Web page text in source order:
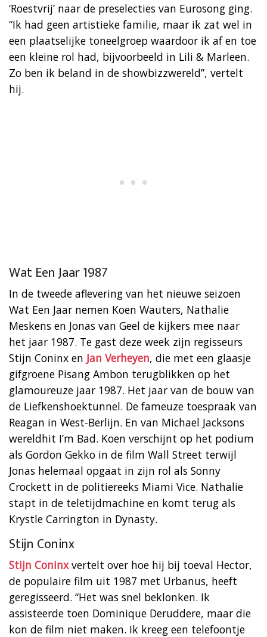
‘Roestvrij’ naar de preselecties van Eurosong ging.
“Ik had geen artistieke familie, maar ik zat wel in
een plaatselijke toneelgroep waardoor ik af en toe
een kleine rol had, bijvoorbeeld in Lili & Marleen.
Zo ben ik beland in de showbizzwereld”, vertelt
hij.
Wat Een Jaar 1987
In de tweede aflevering van het nieuwe seizoen
Wat Een Jaar nemen Koen Wauters, Nathalie
Meskens en Jonas van Geel de kijkers mee naar
het jaar 1987. Te gast deze week zijn regisseurs
Stijn Coninx en Jan Verheyen, die met een glaasje
gifgroene Pisang Ambon terugblikken op het
glamoureuze jaar 1987. Het jaar van de bouw van
de Liefkenshoektunnel. De fameuze toespraak van
Reagan in West-Berlijn. En van Michael Jacksons
wereldhit I’m Bad. Koen verschijnt op het podium
als Gordon Gekko in de film Wall Street terwijl
Jonas helemaal opgaat in zijn rol als Sonny
Crockett in de politiereeks Miami Vice. Nathalie
stapt in de teletijdmachine en komt terug als
Krystle Carrington in Dynasty.
Stijn Coninx
Stijn Coninxvertelt over hoe hij bij toeval Hector,
de populaire film uit 1987 met Urbanus, heeft
geregisseerd. “Het was snel beklonken. Ik
assisteerde toen Dominique Deruddere, maar die
kon de film niet maken. Ik kreeg een telefoontje